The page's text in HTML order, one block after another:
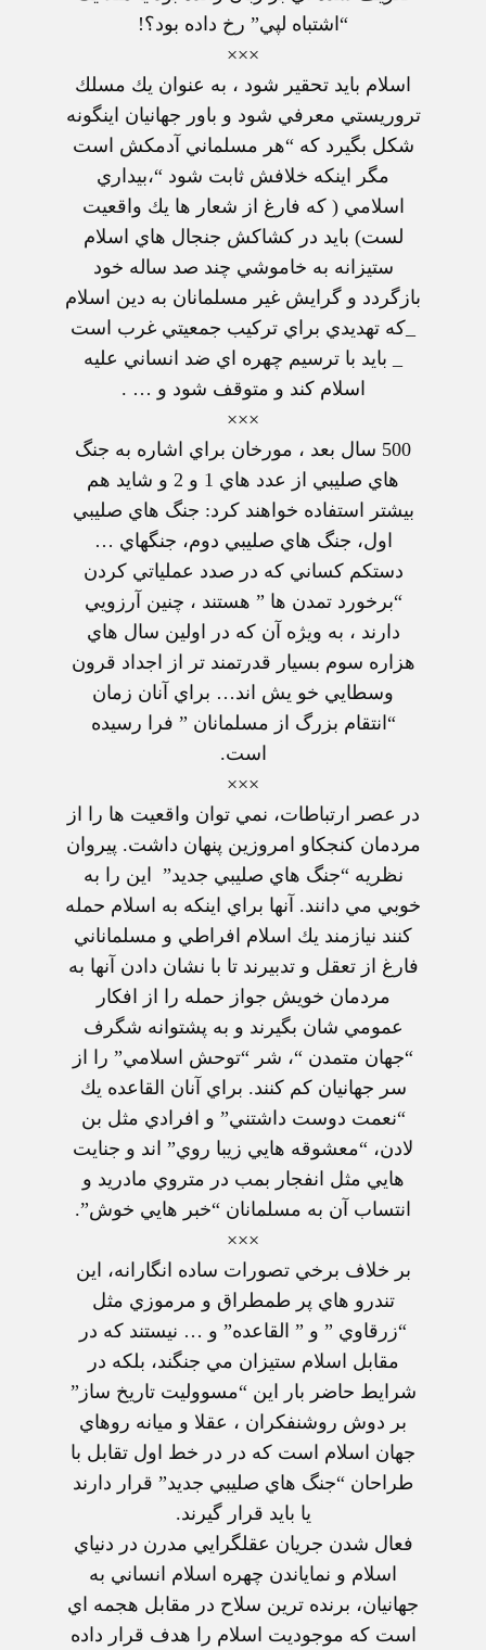
“اشتباه لپي” رخ داده بود؟!
×××
اسلام بايد تحقير شود ، به عنوان يك مسلك
تروريستي معرفي شود و باور جهانيان اينگونه
شكل بگيرد كه “هر مسلماني آدمكش است
مگر اينكه خلافش ثابت شود “،بيداري
اسلامي ( كه فارغ از شعار ها يك واقعيت
لست) بايد در كشاكش جنجال هاي اسلام
ستيزانه به خاموشي چند صد ساله خود
بازگردد و گرايش غير مسلمانان به دين اسلام
_كه تهديدي براي تركيب جمعيتي غرب است
_ بايد با ترسيم چهره اي ضد انساني عليه
اسلام كند و متوقف شود و … .
×××
500 سال بعد ، مورخان براي اشاره به جنگ
هاي صليبي از عدد هاي 1 و 2 و شايد هم
بيشتر استفاده خواهند كرد: جنگ هاي صليبي
اول، جنگ هاي صليبي دوم، جنگهاي …
دستكم كساني كه در صدد عملياتي كردن
“برخورد تمدن ها ” هستند ، چنين آرزويي
دارند ، به ويژه آن كه در اولين سال هاي
هزاره سوم بسيار قدرتمند تر از اجداد قرون
وسطايي خو يش اند… براي آنان زمان
“انتقام بزرگ از مسلمانان ” فرا رسيده
است.
×××
در عصر ارتباطات، نمي توان واقعيت ها را از
مردمان كنجكاو امروزين پنهان داشت. پيروان
نظريه “جنگ هاي صليبي جديد” اين را به
خوبي مي دانند. آنها براي اينكه به اسلام حمله
كنند نيازمند يك اسلام افراطي و مسلماناني
فارغ از تعقل و تدبيرند تا با نشان دادن آنها به
مردمان خويش جواز حمله را از افكار
عمومي شان بگيرند و به پشتوانه شگرف
“جهان متمدن “، شر “توحش اسلامي” را از
سر جهانيان كم كنند. براي آنان القاعده يك
“نعمت دوست داشتني” و افرادي مثل بن
لادن، “معشوقه هايي زيبا روي” اند و جنايت
هايي مثل انفجار بمب در متروي مادريد و
انتساب آن به مسلمانان “خبر هايي خوش”.
×××
بر خلاف برخي تصورات ساده انگارانه، اين
تندرو هاي پر طمطراق و مرموزي مثل
“زرقاوي ” و ” القاعده” و … نيستند كه در
مقابل اسلام ستيزان مي جنگند، بلكه در
شرايط حاضر بار اين “مسووليت تاريخ ساز”
بر دوش روشنفكران ، عقلا و ميانه روهاي
جهان اسلام است كه در در خط اول تقابل با
طراحان “جنگ هاي صليبي جديد” قرار دارند
يا بايد قرار گيرند.
فعال شدن جريان عقلگرايي مدرن در دنياي
اسلام و نماياندن چهره اسلام انساني به
جهانيان، برنده ترين سلاح در مقابل هجمه اي
است كه موجوديت اسلام را هدف قرار داده